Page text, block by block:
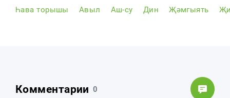
Һава торышы Авыл Аш-су Дин Җәмгыять
Комментарии 0